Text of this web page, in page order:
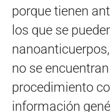
porque tienen
los que se
no se
procedimiento
información